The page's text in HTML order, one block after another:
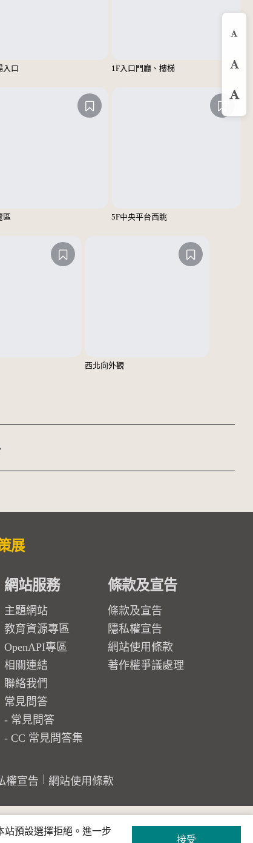
入口 1F入口門廳、樓梯
區 5F中央平台西眺
西北向外觀
放
展
網站服務
主題網站
教育資源專區
OpenAPI專區
相關連結
聯絡我們
常見問答
常見問答
CC 常見問答集
條款及宣告
條款及宣告
隱私權宣告
網站使用條款
著作權爭議處理
權宣告 網站使用條款
站預設選擇拒絕。進一步
接受